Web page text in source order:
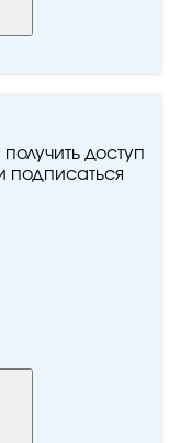
доступ
подписаться